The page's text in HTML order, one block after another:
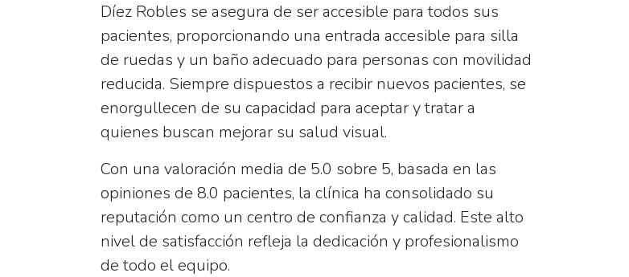
Díez Robles se asegura de ser accesible para todos sus
pacientes, proporcionando una entrada accesible para silla
de ruedas y un baño adecuado para personas con movilidad
reducida. Siempre dispuestos a recibir nuevos pacientes, se
enorgullecen de su capacidad para aceptar y tratar a
quienes buscan mejorar su salud visual.
Con una valoración media de 5.0 sobre 5, basada en las
opiniones de 8.0 pacientes, la clínica ha consolidado su
reputación como un centro de confianza y calidad. Este alto
nivel de satisfacción refleja la dedicación y profesionalismo
de todo el equipo.